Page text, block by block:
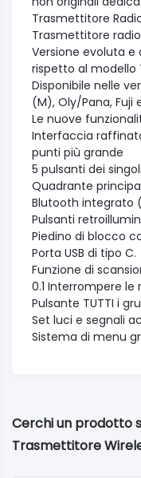
Trasmettitore
Trasmettitore radio
Versione evoluta
rispetto al modello
Disponibile nelle
(M), Oly/Pana, Fuji
Le nuove
Interfaccia
punti più grande
5 pulsanti dei
Quadrante
Blutooth integrato
Pulsanti
Piedino di blocco
Porta USB di tipo C.
Funzione di
0.1 Interrompere
Pulsante TUTTI i
Set luci e segnali
Sistema di menu
Cerchi un prodotto
Trasmettitore